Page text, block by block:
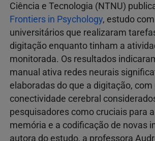
Ciência e Tecnologia (NTNU)
Frontiers in Psychology, estudo
universitários que realizaram
digitação enquanto tinham a
monitorada. Os resultados
manual ativa redes neurais
elaboradas do que a digitação, com
conectividade cerebral
pesquisadores como cruciais para
memória e a codificação de novas
autora do estudo, a professora